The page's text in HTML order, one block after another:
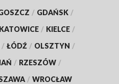
/ GDAŃSK /
KATOWICE / KIELCE /
/ ŁÓDŹ / OLSZTYN /
/ RZESZÓW /
/ WROCŁAW